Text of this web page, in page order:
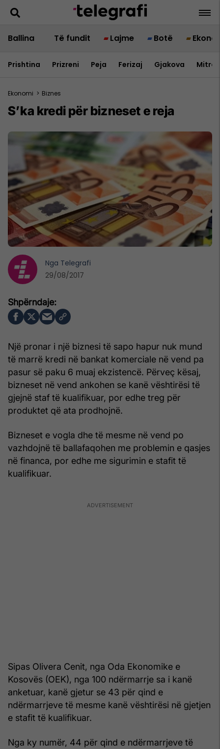
Ballina Të fundit Lajme Botë
Prishtina Prizreni Peja Ferizaj Gjakova
Ekonomi > Biznes
S’ka kredi për bizneset e reja
Një pronar i një biznesi të sapo hapur nuk mund
të marrë kredi në bankat komerciale në vend pa
pasur së paku 6 muaj ekzistencë. Përveç kësaj,
bizneset në vend ankohen se kanë vështirësi të
gjejnë staf të kualifikuar, por edhe treg për
produktet që ata prodhojnë.
Bizneset e vogla dhe të mesme në vend po
vazhdojnë të ballafaqohen me problemin e qasjes
në financa, por edhe me sigurimin e stafit të
kualifikuar.
Sipas Olivera Cenit, nga Oda Ekonomike e
Kosovës (OEK), nga 100 ndërmarrje sa i kanë
anketuar, kanë gjetur se 43 për qind e
ndërmarrjeve të mesme kanë vështirësi në gjetjen
e stafit të kualifikuar.
Nga ky numër, 44 për qind e ndërmarrjeve të
Nga Telegrafi
29/08/2017